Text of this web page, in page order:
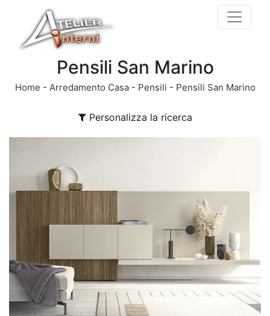
Pensili San Marino
Home - Arredamento Casa- Pensili - Pensili San Marino
Personalizza la ricerca